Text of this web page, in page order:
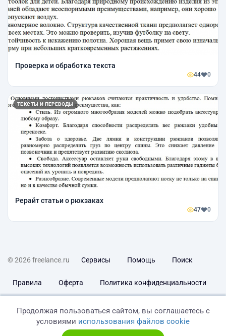
Проверка и обработка текста
44 0
ТЕКСТЫ И ПЕРЕВОДЫ
Рерайт статьи о рюкзаках
47 0
© 2026 freelance.ru Сервисы Помощь Поиск
Правила Оферта Политика конфиденциальности
Продолжая пользоваться сайтом, вы соглашаетесь с
условиями использования файлов cookie